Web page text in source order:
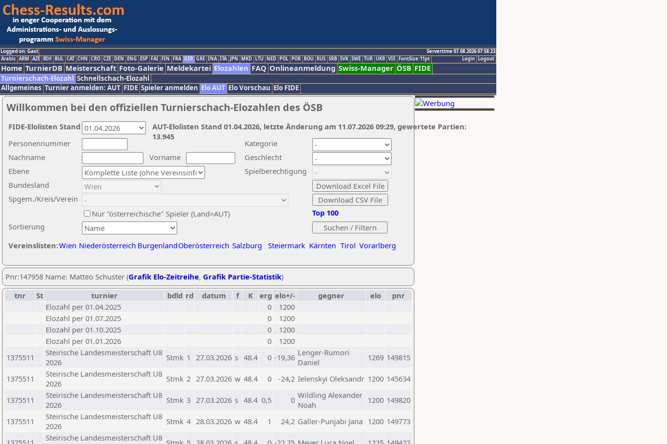
Logged on: Gast
Servertime 07.08.2026 07:58:23
Logout
Login
Arabic ARM AZE BIH BUL CAT CHN CRO CZE DEN ENG ESP FAI FIN FRA GER GRE INA ITA JPN MKD LTU NED POL POR ROU RUS SRB SVK SWE TUR UKR VIE FontSize:11pt
Home TurnierDB Meisterschaft Foto-Galerie Meldekartei Elozahlen FAQ Onlineanmeldung Swiss-Manager ÖSB FIDE
Turnierschach-Elozahl Schnellschach-Elozahl
Allgemeines Turnier anmelden: AUT FIDE Spieler anmelden Elo AUT Elo Vorschau Elo FIDE
Willkommen bei den offiziellen Turnierschach-Elozahlen des ÖSB
Nachname
Vorname
Ebene
Kategorie
Sortierung
Personennummer
Bundesland
Spgem./Kreis/Verein
Geschlecht
Nur "österreichische" Spieler (Land=AUT)
Spielberechtigung
Vereinslisten:Wien Niederösterreich BurgenlandOberösterreich Salzburg Steiermark Kärnten Tirol Vorarlberg
Top 100
AUT-Elolisten Stand 01.04.2026, letzte Änderung am 11.07.2026 09:29, gewertete Partien:
13.945
FIDE-Elolisten Stand
Pnr:147958 Name: Matteo Schuster (Grafik Elo-Zeitreihe, Grafik Partie-Statistik)
tnr
St turnier bdld rd datum f K erg elo+/- gegner elo
pnr
Elozahl per 01.04.2025
0
1200
Elozahl per 01.07.2025
0
1200
Elozahl per 01.10.2025
0
1200
Elozahl per 01.01.2026
0
1200
1375511
Steirische Landesmeisterschaft U8
2026
Stmk 1 27.03.2026 s 48.4 0 -19,36 Lenger-Rumori
Daniel
1269 149815
1375511
Steirische Landesmeisterschaft U8
2026
Stmk 2 27.03.2026 w 48.4 0 -24,2 Ielenskyi Oleksandr 1200 145634
1375511
Steirische Landesmeisterschaft U8
2026
Stmk 3 27.03.2026 s 48.4 0,5 0 Wildling Alexander
Noah
1200 149820
1375511
Steirische Landesmeisterschaft U8
2026
Stmk 4 28.03.2026 w 48.4 1 24,2 Galler-Punjabi Jana 1200 149773
Steirische Landesmeisterschaft U8